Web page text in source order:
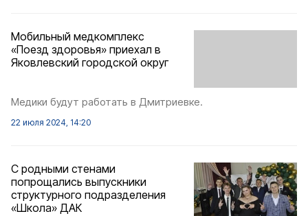
Мобильный медкомплекс
«Поезд здоровья» приехал в
Яковлевский городской округ
Медики будут работать в Дмитриевке.
22 июля 2024, 14:20
С родными стенами
попрощались выпускники
структурного подразделения
«Школа» ДАК